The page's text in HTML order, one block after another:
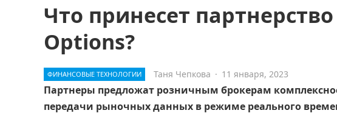
Что принесет
Options?
ФИНАНСОВЫЕ ТЕХНОЛОГИИ Таня Чепкова · 11 января, 2023
Партнеры предложат розничным брокерам
передачи рыночных данных в режиме реального